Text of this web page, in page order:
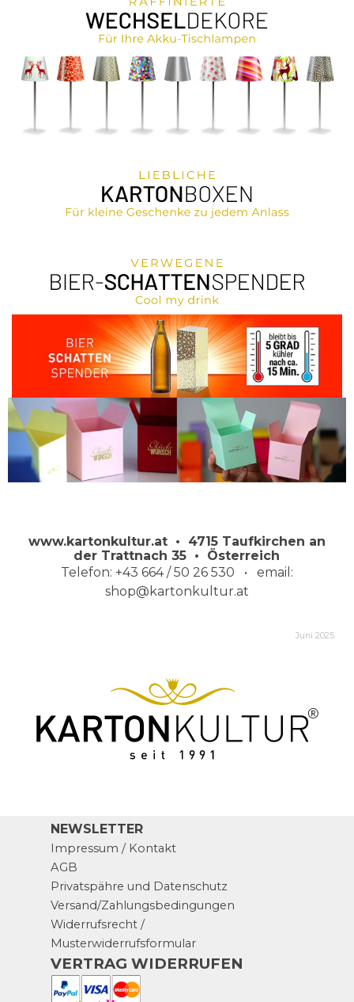
www.kartonkultur.at • 4715 Taufkirchen an
der Trattnach 35 • Österreich
Telefon: +43 664 / 50 26 530 • email:
shop@kartonkultur.at
Juni 2025
NEWSLETTER
Impressum / Kontakt
AGB
Privatspähre und Datenschutz
Versand/Zahlungsbedingungen
Widerrufsrecht /
Musterwiderrufsformular
VERTRAG WIDERRUFEN